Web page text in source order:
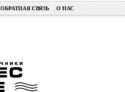
ОБРАТНАЯ СВЯЗЬ О НАС